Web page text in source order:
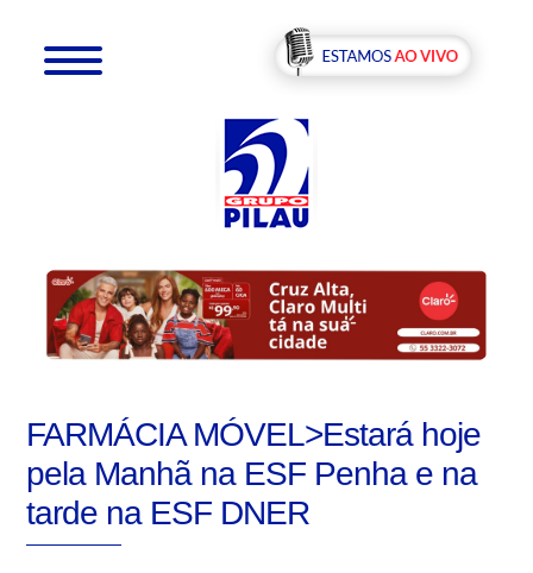
FARMÁCIA MÓVEL>Estará hoje
pela Manhã na ESF Penha e na
tarde na ESF DNER